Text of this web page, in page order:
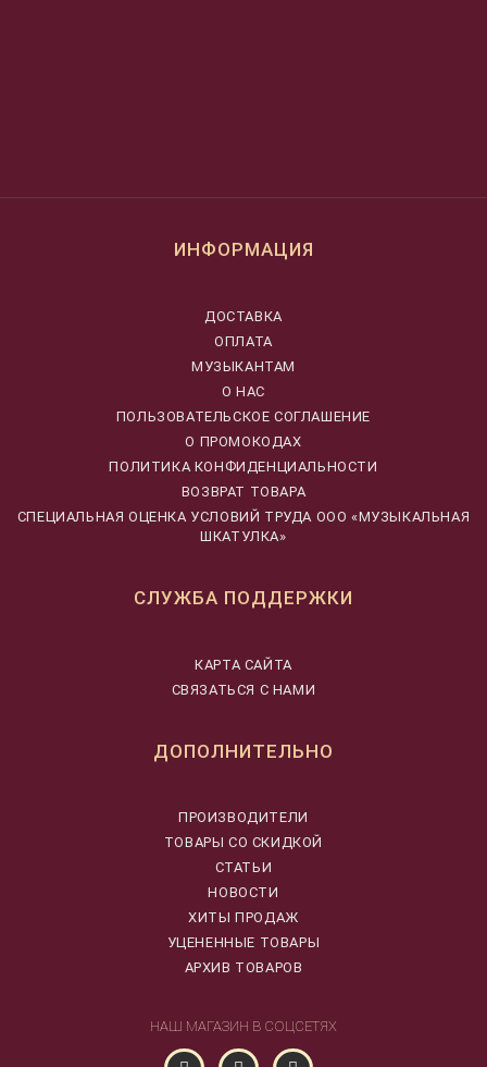
ИНФОРМАЦИЯ
ДОСТАВКА
ОПЛАТА
МУЗЫКАНТАМ
О НАС
ПОЛЬЗОВАТЕЛЬСКОЕ СОГЛАШЕНИЕ
О ПРОМОКОДАХ
ПОЛИТИКА КОНФИДЕНЦИАЛЬНОСТИ
ВОЗВРАТ ТОВАРА
CПЕЦИАЛЬНАЯ ОЦЕНКА УСЛОВИЙ ТРУДА ООО «МУЗЫКАЛЬНАЯ
ШКАТУЛКА»
СЛУЖБА ПОДДЕРЖКИ
КАРТА САЙТА
СВЯЗАТЬСЯ С НАМИ
ДОПОЛНИТЕЛЬНО
ПРОИЗВОДИТЕЛИ
ТОВАРЫ СО СКИДКОЙ
СТАТЬИ
НОВОСТИ
ХИТЫ ПРОДАЖ
УЦЕНЕННЫЕ ТОВАРЫ
АРХИВ ТОВАРОВ
НАШ МАГАЗИН В СОЦСЕТЯХ